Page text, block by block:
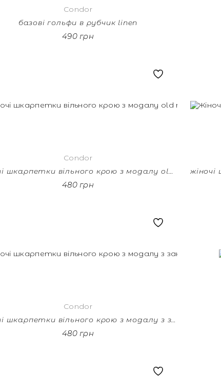
Condor
базові гольфи в рубчик linen
490 грн
Condor
жіночі шкарпетки вільного крою з модалу old rose
480 грн
Condor
жіночі шкарпетки вільного крою з модалу з закрученим манжетом old rose
480 грн